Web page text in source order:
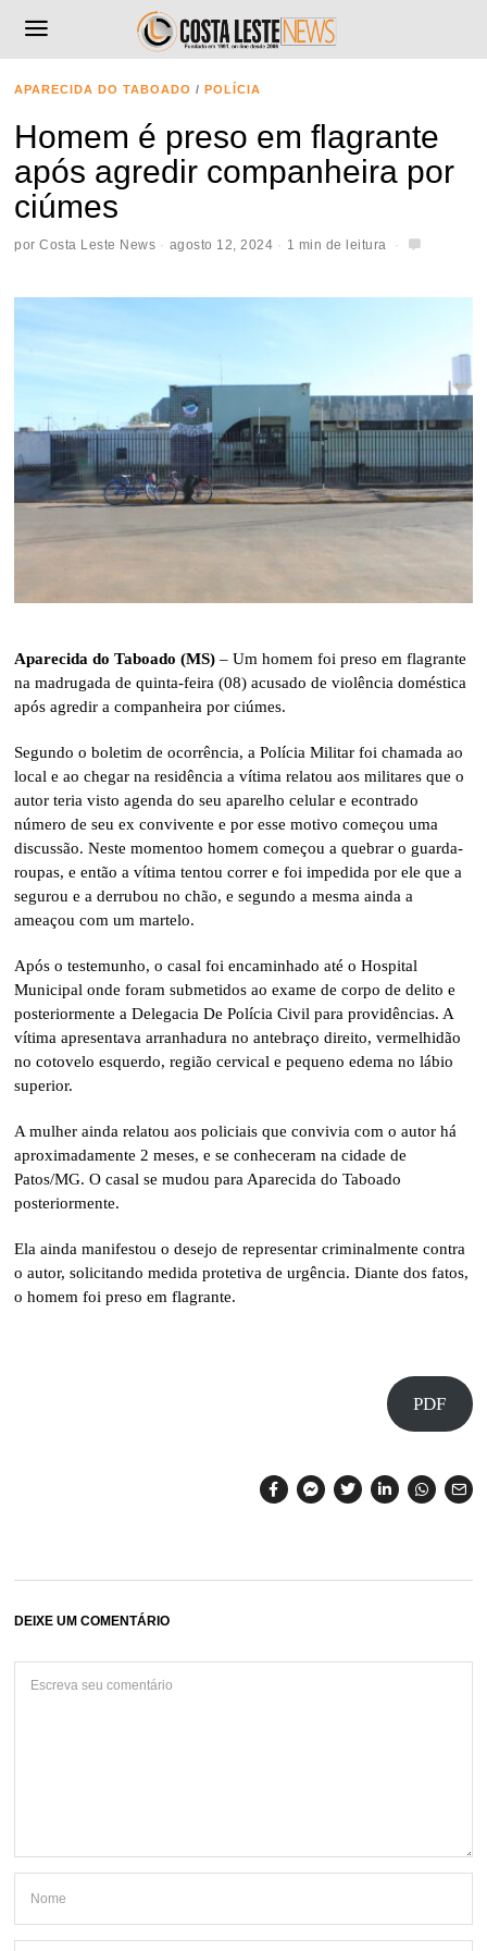
APARECIDA DO TABOADO / POLÍCIA
Homem é preso em flagrante
após agredir companheira por
ciúmes
porCosta Leste News agosto 12, 2024 1 min de leitura
Aparecida do Taboado (MS) – Um homem foi preso em flagrante
na madrugada de quinta-feira (08) acusado de violência doméstica
após agredir a companheira por ciúmes.
Segundo o boletim de ocorrência, a Polícia Militar foi chamada ao
local e ao chegar na residência a vítima relatou aos militares que o
autor teria visto agenda do seu aparelho celular e econtrado
número de seu ex convivente e por esse motivo começou uma
discussão. Neste momentoo homem começou a quebrar o guarda-
roupas, e então a vítima tentou correr e foi impedida por ele que a
segurou e a derrubou no chão, e segundo a mesma ainda a
ameaçou com um martelo.
Após o testemunho, o casal foi encaminhado até o Hospital
Municipal onde foram submetidos ao exame de corpo de delito e
posteriormente a Delegacia De Polícia Civil para providências. A
vítima apresentava arranhadura no antebraço direito, vermelhidão
no cotovelo esquerdo, região cervical e pequeno edema no lábio
superior.
A mulher ainda relatou aos policiais que convivia com o autor há
aproximadamente 2 meses, e se conheceram na cidade de
Patos/MG. O casal se mudou para Aparecida do Taboado
posteriormente.
Ela ainda manifestou o desejo de representar criminalmente contra
o autor, solicitando medida protetiva de urgência. Diante dos fatos,
o homem foi preso em flagrante.
PDF
DEIXE UM COMENTÁRIO